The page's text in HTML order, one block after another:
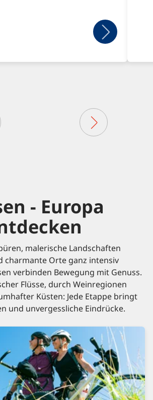
- Europa
malerische Landschaften
charmante Orte ganz intensiv
verbinden Bewegung mit Genuss.
Flüsse, durch Weinregionen
Küsten: Jede Etappe bringt
und unvergessliche Eindrücke.